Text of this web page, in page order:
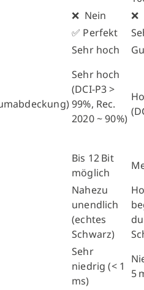
❌ Nein
❌
✅ Perfekt
Sehr hoch
Sehr hoch
(DCI-P3 >
99%, Rec.
2020 ~ 90%)
Bis 12 Bit
möglich
Nahezu
unendlich
(echtes
Schwarz)
Sehr
niedrig (< 1
ms)
5